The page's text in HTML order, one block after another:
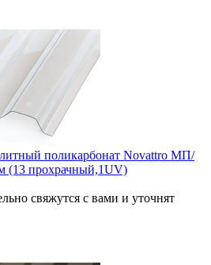
поликарбонат Novattro МП/
(13 прохрачный,1UV)
свяжутся с вами и уточнят